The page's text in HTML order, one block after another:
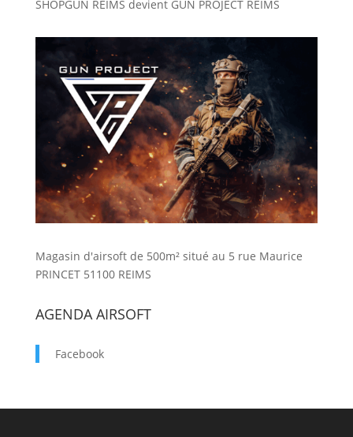
SHOPGUN REIMS devient GUN PROJECT REIMS
Magasin d'airsoft de 500m² situé au 5 rue Maurice
PRINCET 51100 REIMS
AGENDA AIRSOFT
Facebook